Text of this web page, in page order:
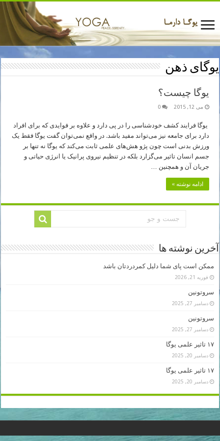
یوگای ذهن
یوگا چیست؟
می 12, 2015 0
یوگا فرایند کشف خودشناسی را در پی دارد و علاوه بر فوایدی که برای افراد
دارد برای جامعه نیز می‌تواند مفید باشد. در واقع نمی‌توان گفت یوگا فقط یک
ورزش بدنی است چون پژو هش‌های علمی ثابت می‌کند که یوگا نه تنها بر
جسم انسان تاثیر می‌گزارد بلکه در تنظیم نیروی پرانیک یا انرژی حیاتی و
جریان آن و همچنین …
ادامه نوشته »
آخرین نوشته ها
ممکن است پای شما دلیل کمردردتان باشد
فوریه 21, 2026
سروتونین
دسامبر 27, 2025
سروتونین
دسامبر 27, 2025
۱۷ تاثیر علمی یوگا
دسامبر 20, 2025
۱۷ تاثیر علمی یوگا
دسامبر 20, 2025